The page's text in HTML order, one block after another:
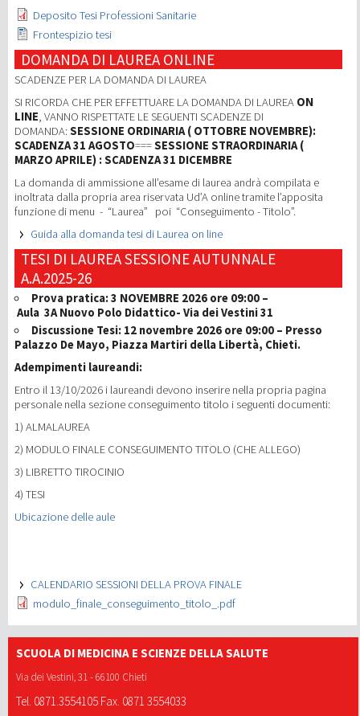
Deposito Tesi Professioni Sanitarie
Frontespizio tesi
DOMANDA DI LAUREA ONLINE
SCADENZE PER LA DOMANDA DI LAUREA
SI RICORDA CHE PER EFFETTUARE LA DOMANDA DI LAUREA ON
LINE, VANNO RISPETTATE LE SEGUENTI SCADENZE DI
DOMANDA:SESSIONE ORDINARIA ( OTTOBRE NOVEMBRE):
SCADENZA 31 AGOSTO===SESSIONE STRAORDINARIA (
MARZO APRILE) : SCADENZA 31 DICEMBRE
La domanda di ammissione all’esame di laurea andrà compilata e
inoltrata dalla propria area riservata Ud’A online tramite l’apposita
funzione di menu - “Laurea” poi “Conseguimento - Titolo”.
Guida alla domanda tesi di Laurea on line
TESI DI LAUREA SESSIONE AUTUNNALE
A.A.2025-26
Prova pratica: 3 NOVEMBRE 2026 ore 09:00 –
Aula 3A Nuovo Polo Didattico- Via dei Vestini 31
Discussione Tesi: 12 novembre 2026 ore 09:00 – Presso
Palazzo De Mayo, Piazza Martiri della Libertà, Chieti.
Adempimenti laureandi:
Entro il 13/10/2026 i laureandi devono inserire nella propria pagina
personale nella sezione conseguimento titolo i seguenti documenti:
1) ALMALAUREA
2) MODULO FINALE CONSEGUIMENTO TITOLO (CHE ALLEGO)
3) LIBRETTO TIROCINIO
4) TESI
Ubicazione delle aule
CALENDARIO SESSIONI DELLA PROVA FINALE
modulo_finale_conseguimento_titolo_.pdf
SCUOLA DI MEDICINA E SCIENZE DELLA SALUTE
Via dei Vestini, 31 - 66100 Chieti
Tel. 0871.3554105 Fax. 0871 3554033